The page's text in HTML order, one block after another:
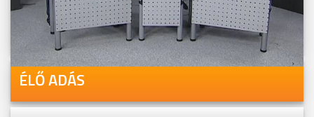
Youtube-csatornánkon is!
ÉLŐ ADÁS